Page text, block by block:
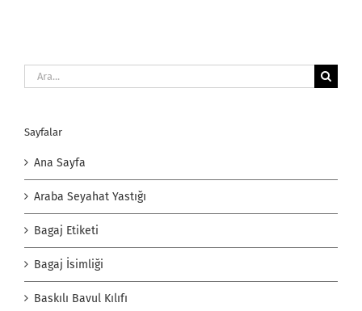
Ara:
Sayfalar
Ana Sayfa
Araba Seyahat Yastığı
Bagaj Etiketi
Bagaj İsimliği
Baskılı Bavul Kılıfı